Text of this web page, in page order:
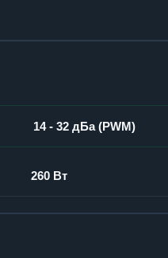
14 - 32 дБа (PWM)
260 Вт